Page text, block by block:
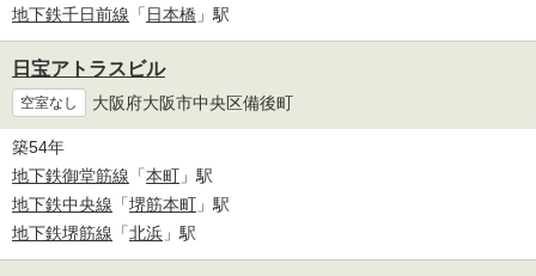
地下鉄千日前線 「 日本橋 」駅
日宝アトラスビル
空室なし 大阪府大阪市中央区備後町
築54年
地下鉄御堂筋線 「本町 」駅
地下鉄中央線 「堺筋本町 」駅
地下鉄堺筋線 「北浜 」駅